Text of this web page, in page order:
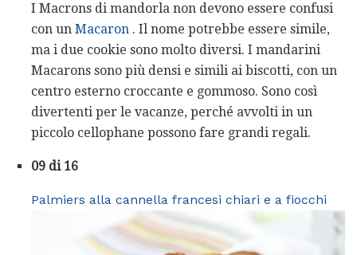
I Macrons di mandorla non devono essere confusi
con un Macaron . Il nome potrebbe essere simile,
ma i due cookie sono molto diversi. I mandarini
Macarons sono più densi e simili ai biscotti, con un
centro esterno croccante e gommoso. Sono così
divertenti per le vacanze, perché avvolti in un
piccolo cellophane possono fare grandi regali.
09 di 16
Palmiers alla cannella francesi chiari e a fiocchi